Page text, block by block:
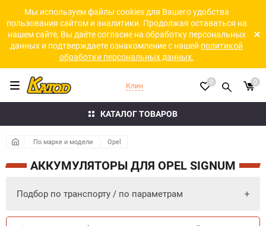
Мы используем файлы cookies для Вашего удобства
пользования сайтом и аналитики. Продолжая оставаться на
нашем сайте, Вы даёте согласие на обработку персональных
данных и подтверждаете ознакомление с нашей политикой
обработки персональных данных.
КАТАЛОГ ТОВАРОВ
Клин 0 0
По марке и модели Opel
АККУМУЛЯТОРЫ ДЛЯ OPEL SIGNUM
Подбор по транспорту / по параметрам